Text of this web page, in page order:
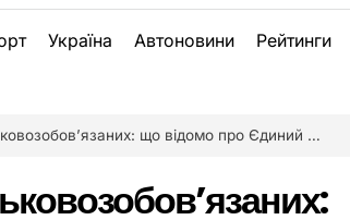
Україна Автоновини Рейтинги
що відомо про Єдиний електронний реєстр